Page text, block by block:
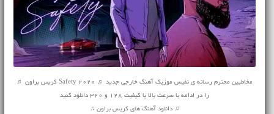
مخاطبین محترم رسانه ی نفیس موزیک آهنگ خارجی جدید ♬ Safety 2020 کریس براون ♬
را در ادامه با سرعت بالا با کیفیت 128 و 320 دانلود کنید
♫ دانلود آهنگ های کریس براون ♫